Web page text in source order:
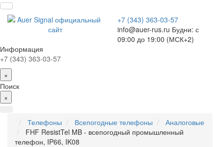
+7 (343) 363-03-57
info@auer-rus.ru Будни: с
09:00 до 19:00 (МСК+2)
Информация
+7 (343) 363-03-57
×
Поиск
×
Телефоны Всепогодные телефоны
Аналоговые
FHF ResistTel MB - всепогодный промышленный
телефон, IP66, IK08